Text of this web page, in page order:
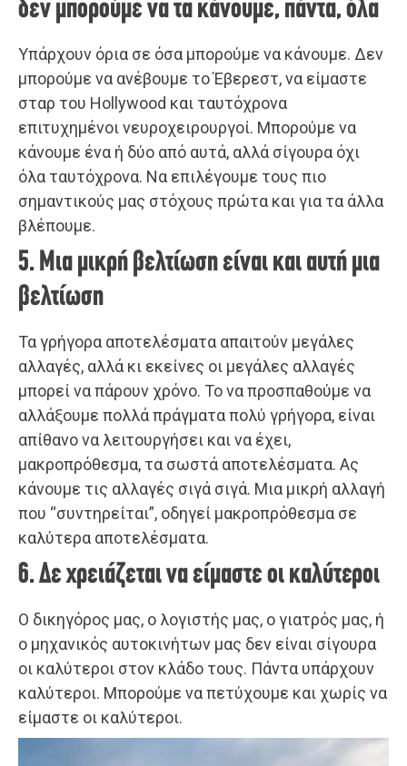
δεν μπορούμε να τα κάνουμε, πάντα, όλα
Υπάρχουν όρια σε όσα μπορούμε να κάνουμε. Δεν
μπορούμε να ανέβουμε το Έβερεστ, να είμαστε
σταρ του Hollywood και ταυτόχρονα
επιτυχημένοι νευροχειρουργοί. Μπορούμε να
κάνουμε ένα ή δύο από αυτά, αλλά σίγουρα όχι
όλα ταυτόχρονα. Να επιλέγουμε τους πιο
σημαντικούς μας στόχους πρώτα και για τα άλλα
βλέπουμε.
5. Μια μικρή βελτίωση είναι και αυτή μια
βελτίωση
Τα γρήγορα αποτελέσματα απαιτούν μεγάλες
αλλαγές, αλλά κι εκείνες οι μεγάλες αλλαγές
μπορεί να πάρουν χρόνο. Το να προσπαθούμε να
αλλάξουμε πολλά πράγματα πολύ γρήγορα, είναι
απίθανο να λειτουργήσει και να έχει,
μακροπρόθεσμα, τα σωστά αποτελέσματα. Ας
κάνουμε τις αλλαγές σιγά σιγά. Μια μικρή αλλαγή
που “συντηρείται”, οδηγεί μακροπρόθεσμα σε
καλύτερα αποτελέσματα.
6. Δε χρειάζεται να είμαστε οι καλύτεροι
Ο δικηγόρος μας, ο λογιστής μας, ο γιατρός μας, ή
ο μηχανικός αυτοκινήτων μας δεν είναι σίγουρα
οι καλύτεροι στον κλάδο τους. Πάντα υπάρχουν
καλύτεροι. Μπορούμε να πετύχουμε και χωρίς να
είμαστε οι καλύτεροι.